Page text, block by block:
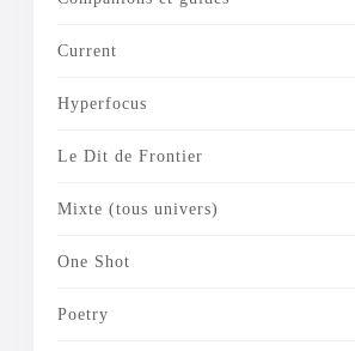
Current
Hyperfocus
Le Dit de Frontier
Mixte (tous univers)
One Shot
Poetry